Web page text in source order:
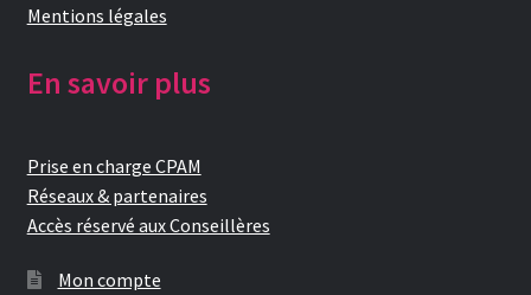
Mentions légales
En savoir plus
Prise en charge CPAM
Réseaux & partenaires
Accès réservé aux Conseillères
Mon compte